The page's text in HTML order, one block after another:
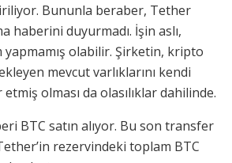
Bununla beraber, Tether
haberini duyurmadı. İşin aslı,
yapmamış olabilir. Şirketin, kripto
mevcut varlıklarını kendi
olması da olasılıklar dahilinde.
BTC satın alıyor. Bu son transfer
rezervindeki toplam BTC